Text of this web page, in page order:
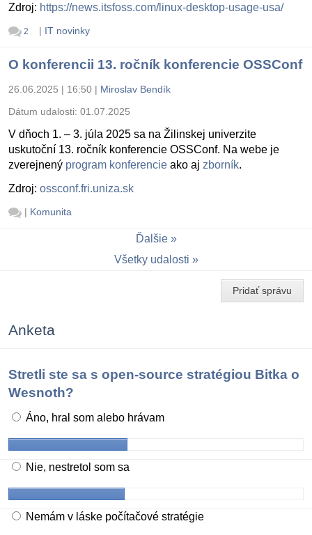
Zdroj: https://news.itsfoss.com/linux-desktop-usage-usa/
2 | IT novinky
O konferencii 13. ročník konferencie OSSConf
26.06.2025 | 16:50 | Miroslav Bendík
Dátum udalosti: 01.07.2025
V dňoch 1. – 3. júla 2025 sa na Žilinskej univerzite
uskutoční 13. ročník konferencie OSSConf. Na webe je
zverejnený program konferencie ako aj zborník.
Zdroj: ossconf.fri.uniza.sk
| Komunita
Ďalšie
Všetky udalosti
Pridať správu
Anketa
Stretli ste sa s open-source stratégiou Bitka o
Wesnoth?
Áno, hral som alebo hrávam
Nie, nestretol som sa
Nemám v láske počítačové stratégie